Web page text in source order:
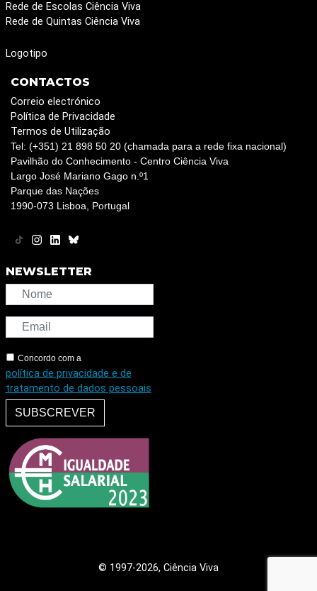
Rede de Escolas Ciência Viva
Rede de Quintas Ciência Viva
Logotipo
CONTACTOS
Correio electrónico
Política de Privacidade
Termos de Utilização
Tel: (+351) 21 898 50 20 (chamada para a rede fixa nacional)
Pavilhão do Conhecimento - Centro Ciência Viva
Largo José Mariano Gago n.º1
Parque das Nações
1990-073 Lisboa, Portugal
NEWSLETTER
Concordo com a
política de privacidade e de
tratamento de dados pessoais
SUBSCREVER
© 1997-2026, Ciência Viva